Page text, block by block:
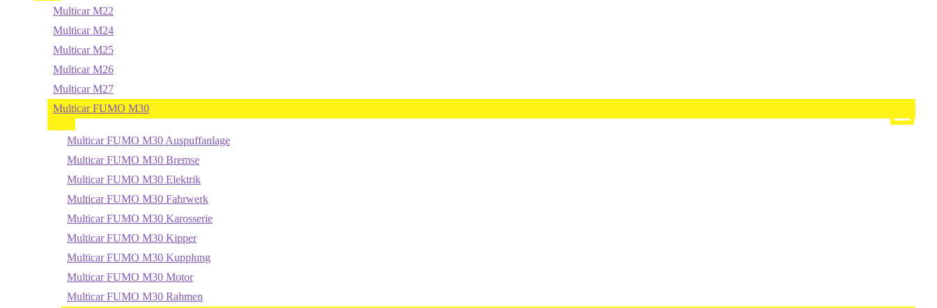
Multicar M22
Multicar M24
Multicar M25
Multicar M26
Multicar M27
Multicar FUMO M30
Multicar FUMO M30 Auspuffanlage
Multicar FUMO M30 Bremse
Multicar FUMO M30 Elektrik
Multicar FUMO M30 Fahrwerk
Multicar FUMO M30 Karosserie
Multicar FUMO M30 Kipper
Multicar FUMO M30 Kupplung
Multicar FUMO M30 Motor
Multicar FUMO M30 Rahmen